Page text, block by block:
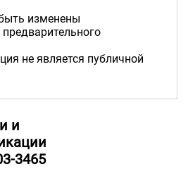
изменены
не является публичной
и
3465